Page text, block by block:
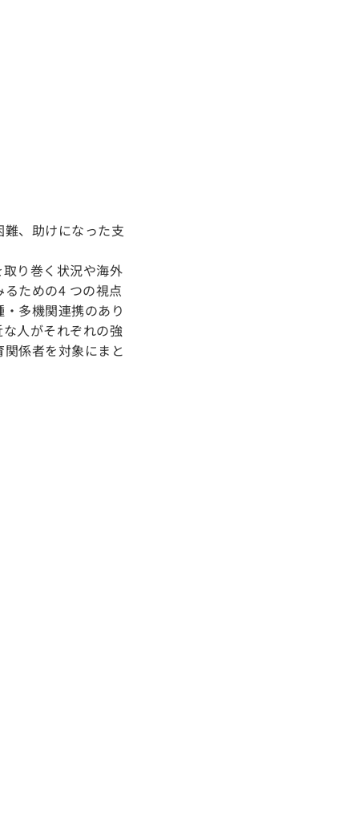
、助けになった支
り巻く状況や海外
ための4 つの視点
多機関連携のあり
人がそれぞれの強
係者を対象にまと